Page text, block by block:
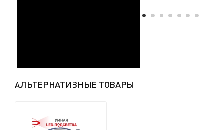
долговечность. Доставка по Казахстану и
АЛЬТЕРНАТИВНЫЕ ТОВАРЫ